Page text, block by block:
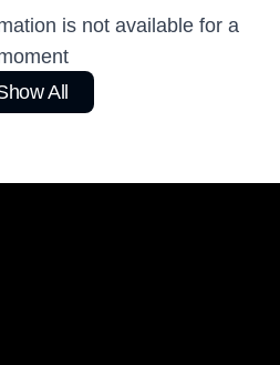
is not available for a
All